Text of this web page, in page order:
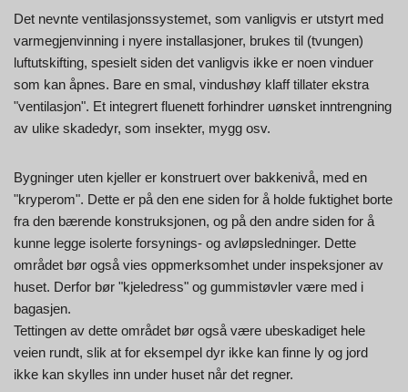
Det nevnte ventilasjonssystemet, som vanligvis er utstyrt med
varmegjenvinning i nyere installasjoner, brukes til (tvungen)
luftutskifting, spesielt siden det vanligvis ikke er noen vinduer
som kan åpnes. Bare en smal, vindushøy klaff tillater ekstra
"ventilasjon". Et integrert fluenett forhindrer uønsket inntrengning
av ulike skadedyr, som insekter, mygg osv.
Bygninger uten kjeller er konstruert over bakkenivå, med en
"kryperom". Dette er på den ene siden for å holde fuktighet borte
fra den bærende konstruksjonen, og på den andre siden for å
kunne legge isolerte forsynings- og avløpsledninger. Dette
området bør også vies oppmerksomhet under inspeksjoner av
huset. Derfor bør "kjeledress" og gummistøvler være med i
bagasjen.
Tettingen av dette området bør også være ubeskadiget hele
veien rundt, slik at for eksempel dyr ikke kan finne ly og jord
ikke kan skylles inn under huset når det regner.